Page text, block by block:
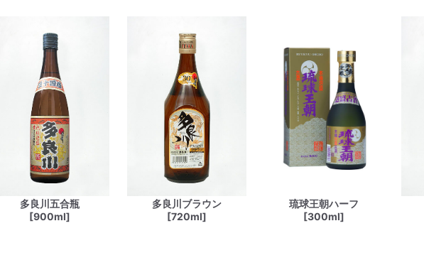
多良川五合瓶
[900ml]
多良川ブラウン
[720ml]
琉球王朝ハーフ
[300ml]